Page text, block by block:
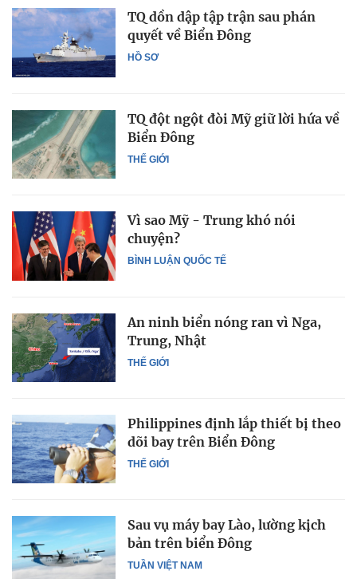
HỒ SƠ
TQ dồn dập tập trận sau phán
quyết về Biển Đông
THẾ GIỚI
TQ đột ngột đòi Mỹ giữ lời hứa về
Biển Đông
BÌNH LUẬN QUỐC TẾ
Vì sao Mỹ - Trung khó nói
chuyện?
THẾ GIỚI
An ninh biển nóng ran vì Nga,
Trung, Nhật
THẾ GIỚI
Philippines định lắp thiết bị theo
dõi bay trên Biển Đông
TUẦN VIỆT NAM
Sau vụ máy bay Lào, lường kịch
bản trên biển Đông